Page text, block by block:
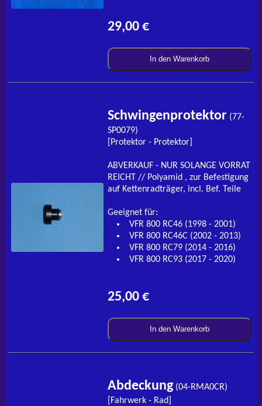
29,00 €
In den Warenkorb
Schwingenprotektor (77-
SP0079)
[Protektor - Protektor]
ABVERKAUF - NUR SOLANGE VORRAT
REICHT // Polyamid , zur Befestigung
auf Kettenradträger, incl. Bef. Teile
Geeignet für:
VFR 800 RC46 (1998 - 2001)
VFR 800 RC46C (2002 - 2013)
VFR 800 RC79 (2014 - 2016)
VFR 800 RC93 (2017 - 2020)
25,00 €
In den Warenkorb
Abdeckung (04-RMA0CR)
[Fahrwerk - Rad]